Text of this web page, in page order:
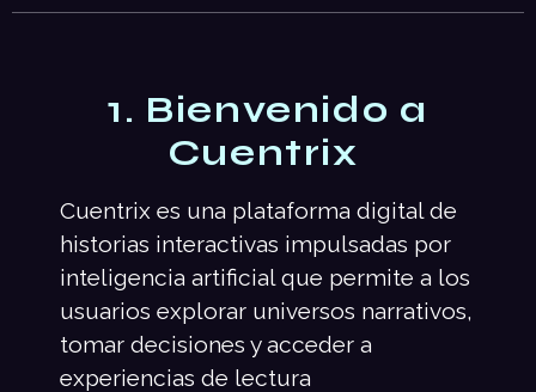
1. Bienvenido a
Cuentrix
Cuentrix es una plataforma digital de
historias interactivas impulsadas por
inteligencia artificial que permite a los
usuarios explorar universos narrativos,
tomar decisiones y acceder a
experiencias de lectura